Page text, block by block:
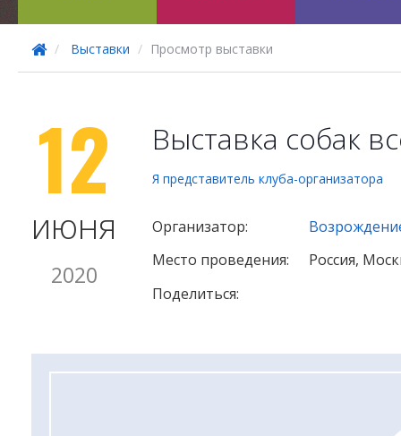
Выставки Просмотр выставки
12
июня
2020
Выставка собак
Я представитель клуба-организатора
Организатор:
Место проведения:
Россия,
Поделиться: